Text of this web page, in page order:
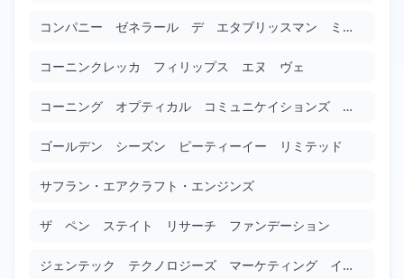
レーザーカット装置
Google Patents
車両用エンジンの給油構造
Google Patents
コンパニー ゼネラール デ エタブリッスマン ミシュラン
コーニンクレッカ フィリップス エヌ ヴェ
コーニング オプティカル コミュニケイションズ リミテッド ライアビリティ カンパニー
ゴールデン シーズン ピーティーイー リミテッド
サフラン・エアクラフト・エンジンズ
ザ ペン ステイト リサーチ ファンデーション
ジェンテック テクノロジーズ マーケティング インコーポレイテッド